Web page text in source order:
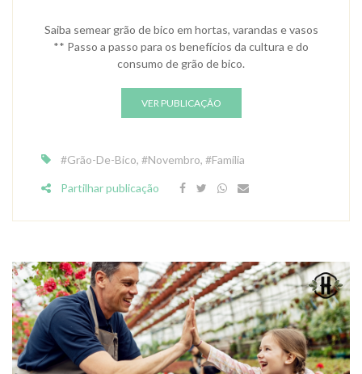
Saiba semear grão de bico em hortas, varandas e vasos
** Passo a passo para os benefícios da cultura e do
consumo de grão de bico.
VER PUBLICAÇÃO
#Grão-De-Bico, #Novembro, #Família
Partilhar publicação